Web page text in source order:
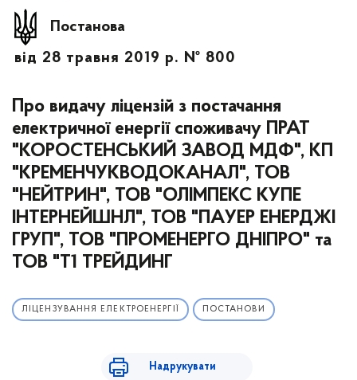
Постанова
від 28 травня 2019 р. № 800
Про видачу ліцензій з постачання
електричної енергії споживачу ПРАТ
"КОРОСТЕНСЬКИЙ ЗАВОД МДФ", КП
"КРЕМЕНЧУКВОДОКАНАЛ", ТОВ
"НЕЙТРИН", ТОВ "ОЛІМПЕКС КУПЕ
ІНТЕРНЕЙШНЛ", ТОВ "ПАУЕР ЕНЕРДЖІ
ГРУП", ТОВ "ПРОМЕНЕРГО ДНІПРО" та
ТОВ "Т1 ТРЕЙДИНГ
ЛІЦЕНЗУВАННЯ ЕЛЕКТРОЕНЕРГІЇ ПОСТАНОВИ
Надрукувати